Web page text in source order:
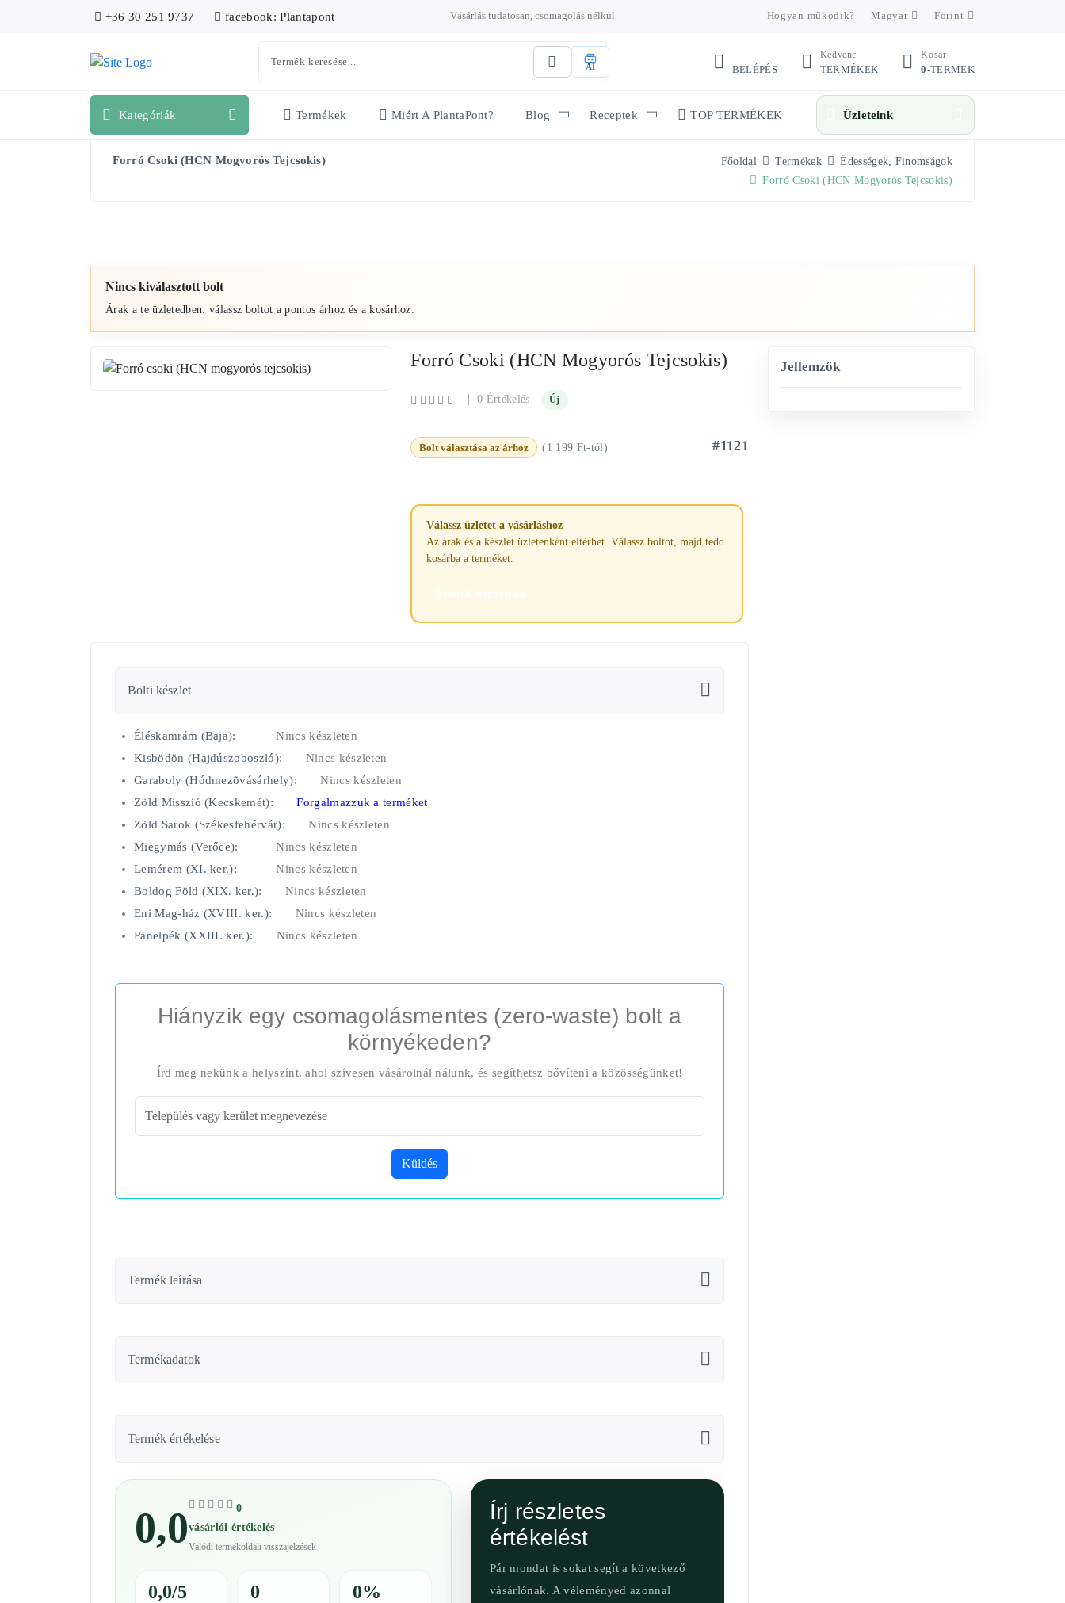
+36 30 251 9737 facebook: Plantapont Vásárlás tudatosan, csomagolás nélkül Hogyan működik? Magyar Forint
AI BELÉPÉS
Kedvenc
TERMÉKEK
Kosár
0-TERMEK
Kategóriák Termékek Miért A PlantaPont? Blog Receptek TOP TERMÉKEK Üzleteink
Forró Csoki (HCN Mogyorós Tejcsokis) Főoldal Termékek
Édességek, Finomságok
Forró Csoki (HCN Mogyorós Tejcsokis)
Nincs kiválasztott bolt
Árak a te üzletedben: válassz boltot a pontos árhoz és a kosárhoz.
Forró Csoki (HCN Mogyorós Tejcsokis)
|0 Értékelés Új
Bolt választása az árhoz (1 199 Ft-tól) #1121
Válassz üzletet a vásárláshoz
Az árak és a készlet üzletenként eltérhet. Válassz boltot, majd tedd
kosárba a terméket.
Üzletek megnyitása
Bolti készlet
Éléskamrám (Baja):
Nincs készleten
Kisbödön (Hajdúszoboszló):
Nincs készleten
Garaboly (Hódmezõvásárhely):
Nincs készleten
Zöld Misszió (Kecskemét):
Forgalmazzuk a terméket
Zöld Sarok (Székesfehérvár):
Nincs készleten
Miegymás (Verőce):
Nincs készleten
Lemérem (XI. ker.):
Nincs készleten
Boldog Föld (XIX. ker.):
Nincs készleten
Eni Mag-ház (XVIII. ker.):
Nincs készleten
Panelpék (XXIII. ker.):
Nincs készleten
Hiányzik egy csomagolásmentes (zero-waste) bolt a
környékeden?
Írd meg nekünk a helyszínt, ahol szívesen vásárolnál nálunk, és segíthetsz bővíteni a közösségünket!
Küldés
Termék leírása
Termékadatok
Termék értékelése
0,0
0
vásárlói értékelés
Valódi termékoldali visszajelzések
0,0/5 0 0%
Írj részletes
értékelést
Pár mondat is sokat segít a következő
vásárlónak. A véleményed azonnal
Jellemzők